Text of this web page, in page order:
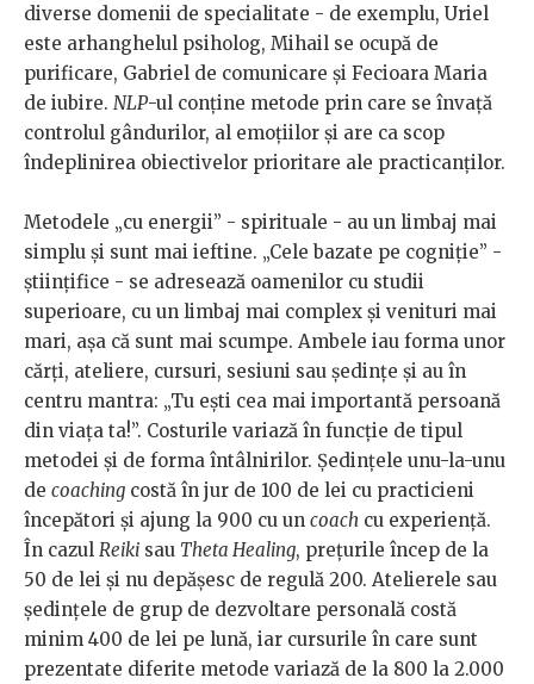
diverse domenii de specialitate - de exemplu, Uriel
este arhanghelul psiholog, Mihail se ocupă de
purificare, Gabriel de comunicare și Fecioara Maria
de iubire. NLP-ul conține metode prin care se învață
controlul gândurilor, al emoțiilor și are ca scop
îndeplinirea obiectivelor prioritare ale practicanților.
Metodele „cu energii” - spirituale - au un limbaj mai
simplu și sunt mai ieftine. „Cele bazate pe cogniție” -
științifice - se adresează oamenilor cu studii
superioare, cu un limbaj mai complex și venituri mai
mari, așa că sunt mai scumpe. Ambele iau forma unor
cărți, ateliere, cursuri, sesiuni sau ședințe și au în
centru mantra: „Tu ești cea mai importantă persoană
din viața ta!”. Costurile variază în funcție de tipul
metodei și de forma întâlnirilor. Ședințele unu-la-unu
de coaching costă în jur de 100 de lei cu practicieni
începători și ajung la 900 cu un coach cu experiență.
În cazul Reiki sau Theta Healing, prețurile încep de la
50 de lei și nu depășesc de regulă 200. Atelierele sau
ședințele de grup de dezvoltare personală costă
minim 400 de lei pe lună, iar cursurile în care sunt
prezentate diferite metode variază de la 800 la 2.000